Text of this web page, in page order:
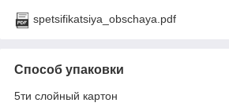
spetsifikatsiya_obschaya.pdf
Способ упаковки
5ти слойный картон